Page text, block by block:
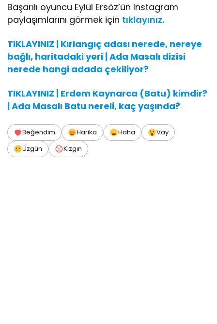
Başarılı oyuncu Eylül Ersöz’ün Instagram
paylaşımlarını görmek için tıklayınız.
TIKLAYINIZ | Kırlangıç adası nerede, nereye
bağlı, haritadaki yeri | Ada Masalı dizisi
nerede hangi adada çekiliyor?
TIKLAYINIZ | Erdem Kaynarca (Batu) kimdir?
| Ada Masalı Batu nereli, kaç yaşında?
Beğendim Harika Haha
Vay
Üzgün
Kızgın